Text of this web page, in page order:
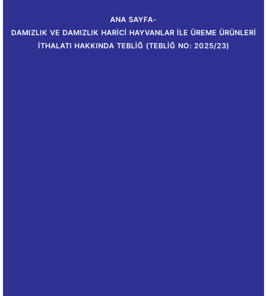
ANA SAYFA-
DAMIZLIK VE DAMIZLIK HARICI HAYVANLAR ILE ÜREME ÜRÜNLERI
İTHALATI HAKKINDA TEBLIĞ (TEBLIĞ NO: 2025/23)